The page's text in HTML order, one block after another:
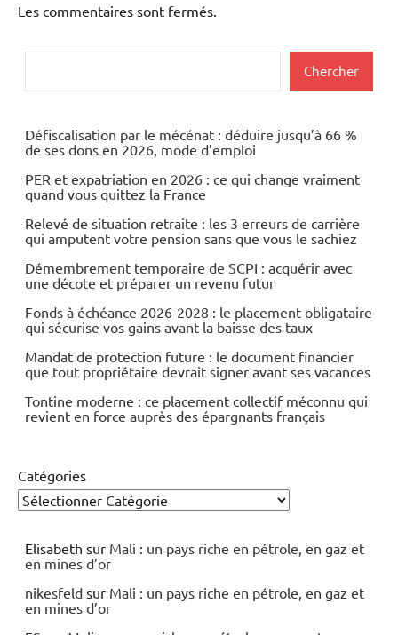
Les commentaires sont fermés.
Chercher
Défiscalisation par le mécénat : déduire jusqu’à 66 %
de ses dons en 2026, mode d’emploi
PER et expatriation en 2026 : ce qui change vraiment
quand vous quittez la France
Relevé de situation retraite : les 3 erreurs de carrière
qui amputent votre pension sans que vous le sachiez
Démembrement temporaire de SCPI : acquérir avec
une décote et préparer un revenu futur
Fonds à échéance 2026-2028 : le placement obligataire
qui sécurise vos gains avant la baisse des taux
Mandat de protection future : le document financier
que tout propriétaire devrait signer avant ses vacances
Tontine moderne : ce placement collectif méconnu qui
revient en force auprès des épargnants français
Catégories
Elisabeth sur Mali : un pays riche en pétrole, en gaz et
en mines d’or
nikesfeld sur Mali : un pays riche en pétrole, en gaz et
en mines d’or